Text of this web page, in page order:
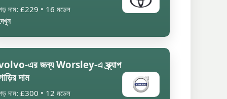
দাম: £229 • 16 মডেল
এর জন্য Worsley-এ স্ক্র্যাপ
দাম
দাম: £300 • 12 মডেল